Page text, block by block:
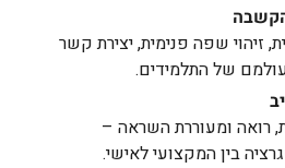
זיהוי שפה פנימית, יצירת קשר
של התלמידים.
רואה ומעוררת השראה –
בין המקצועי לאישי.